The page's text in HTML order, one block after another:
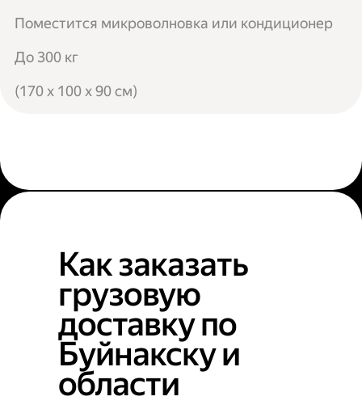
Поместится микроволновка или кондиционер
До 300 кг
(170 x 100 x 90 см)
Как заказать
грузовую
доставку по
Буйнакску и
области